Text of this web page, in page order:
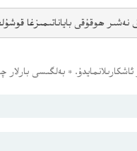
نەشىر ھوقۇقى باياناتىمىزغا
* بەلگىسى بارلار